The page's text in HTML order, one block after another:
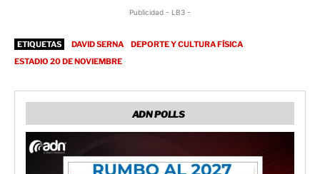
Publicidad - LB3 -
ETIQUETAS DAVID SERNA
DEPORTE Y CULTURA FÍSICA
ESTADIO 20 DE NOVIEMBRE
ADN POLLS